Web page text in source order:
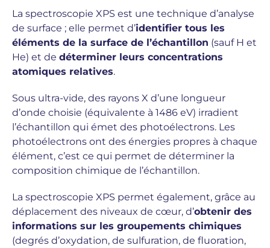
La spectroscopie XPS est une technique d’analyse
de surface ; elle permet d’identifier tous les
éléments de la surface de l’échantillon (sauf H et
He) et de déterminer leurs concentrations
atomiques relatives.
Sous ultra-vide, des rayons X d’une longueur
d’onde choisie (équivalente à 1486 eV) irradient
l’échantillon qui émet des photoélectrons. Les
photoélectrons ont des énergies propres à chaque
élément, c’est ce qui permet de déterminer la
composition chimique de l’échantillon.
La spectroscopie XPS permet également, grâce au
déplacement des niveaux de cœur, d’obtenir des
informations sur les groupements chimiques
(degrés d’oxydation, de sulfuration, de fluoration,